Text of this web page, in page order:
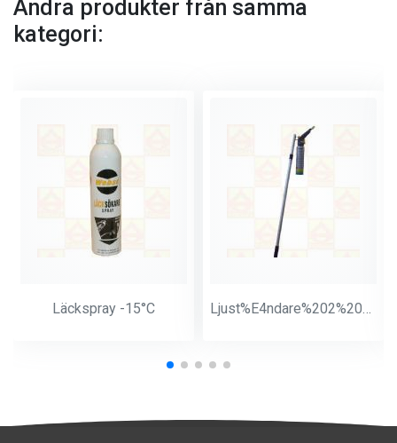
Andra produkter från samma
kategori:
Läckspray -15°C Ljust%E4ndare%202%20meter%20Butan